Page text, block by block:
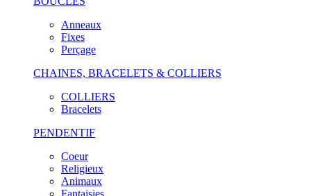
Anneaux
Fixes
Perçage
CHAINES, BRACELETS & COLLIERS
COLLIERS
Bracelets
PENDENTIF
Coeur
Religieux
Animaux
Fantaisies